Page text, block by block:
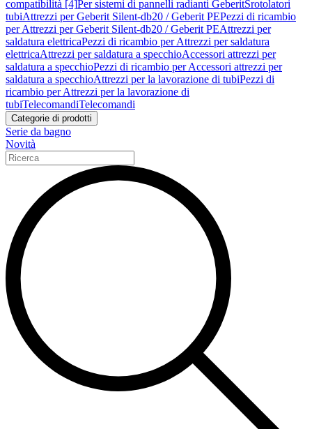
compatibilità [4]Per sistemi di pannelli radianti GeberitSrotolatori
tubiAttrezzi per Geberit Silent-db20 / Geberit PEPezzi di ricambio
per Attrezzi per Geberit Silent-db20 / Geberit PEAttrezzi per
saldatura elettricaPezzi di ricambio per Attrezzi per saldatura
elettricaAttrezzi per saldatura a specchioAccessori attrezzi per
saldatura a specchioPezzi di ricambio per Accessori attrezzi per
saldatura a specchioAttrezzi per la lavorazione di tubiPezzi di
ricambio per Attrezzi per la lavorazione di
tubiTelecomandiTelecomandi
Categorie di prodotti
Serie da bagno
Novità